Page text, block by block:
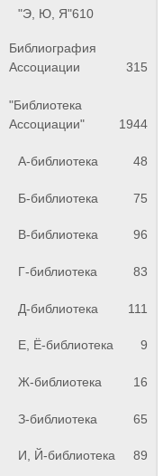
"Э, Ю, Я"610
Библиография
Ассоциации
315
"Библиотека
Ассоциации"
1944
А-библиотека 48
Б-библиотека 75
В-библиотека 96
Г-библиотека 83
Д-библиотека 111
Е, Ё-библиотека 9
Ж-библиотека 16
З-библиотека 65
И, Й-библиотека 89